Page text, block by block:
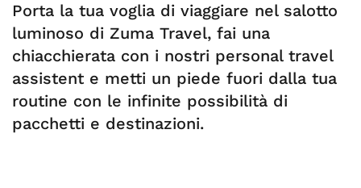
Porta la tua voglia di viaggiare nel salotto
luminoso di Zuma Travel, fai una
chiacchierata con i nostri personal travel
assistent e metti un piede fuori dalla tua
routine con le infinite possibilità di
pacchetti e destinazioni.